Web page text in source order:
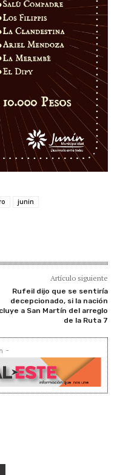
junin
Artículo siguiente
Rufeil dijo que se sentiría
decepcionado, si la nación
a San Martín del arreglo
de la Ruta 7
-